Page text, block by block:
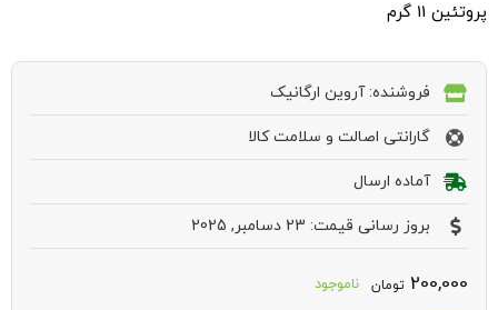
پروتئین 11 گرم
فروشنده: آروین ارگانیک
گارانتی اصالت و سلامت کالا
آماده ارسال
بروز رسانی قیمت: 23 دسامبر, 2025
200,000 تومان
ناموجود